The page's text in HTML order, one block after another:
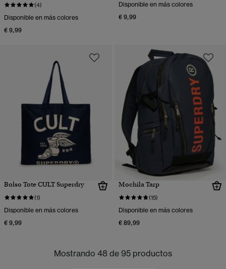
(4)
Disponible en más colores
€ 9,99
Disponible en más colores
€ 9,99
Bolso Tote CULT Superdry
(1)
Disponible en más colores
€ 9,99
Mochila Tarp
(15)
Disponible en más colores
€ 89,99
Mostrando 48 de 95 productos